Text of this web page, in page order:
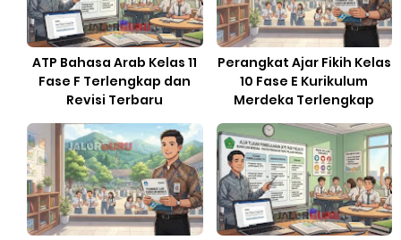
ATP Bahasa Arab Kelas 11
Fase F Terlengkap dan
Revisi Terbaru
Perangkat Ajar Fikih Kelas
10 Fase E Kurikulum
Merdeka Terlengkap